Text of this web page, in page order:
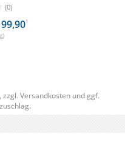
(0)
1
zzgl. Versandkosten und ggf.